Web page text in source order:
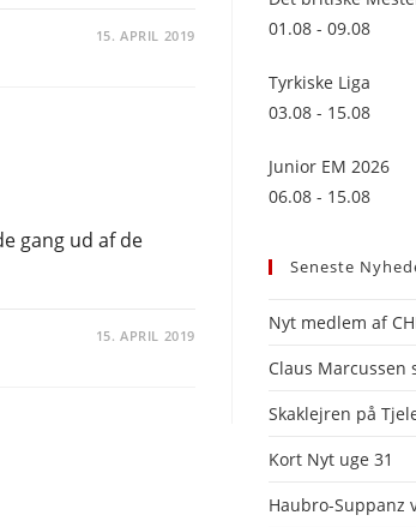
15. APRIL 2019
gang ud af de
15. APRIL 2019
01.08 - 09.08
Tyrkiske Liga
03.08 - 15.08
Junior EM 2026
06.08 - 15.08
Seneste
Nyt medlem af
Claus Marcussen
Skaklejren på
Kort Nyt uge 31
Haubro-Suppanz